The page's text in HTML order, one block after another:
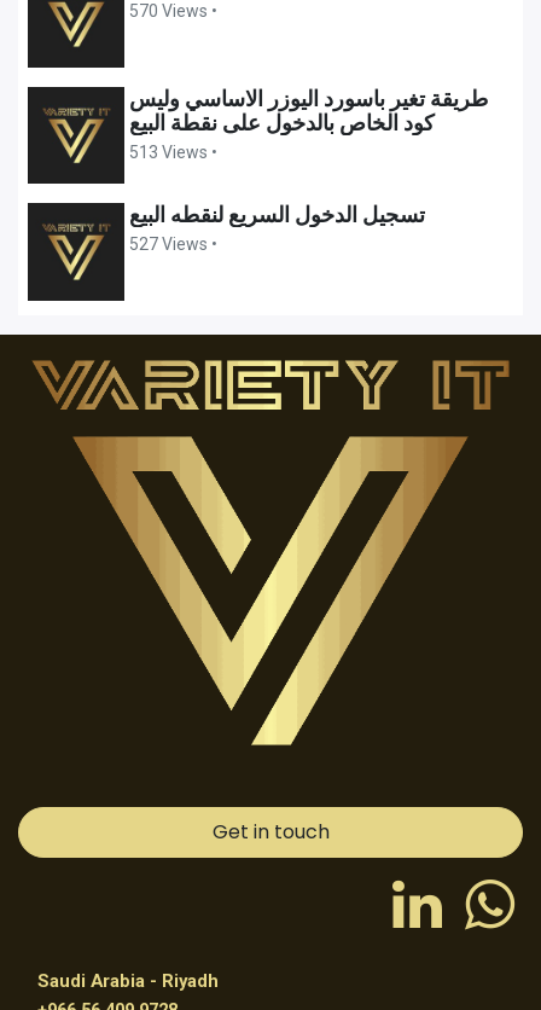
570 Views •
طريقة تغير باسورد اليوزر الاساسي وليس
كود الخاص بالدخول على نقطة البيع
513 Views •
تسجيل الدخول السريع لنقطه البيع
527 Views •
Get in touch
Saudi Arabia - Riyadh